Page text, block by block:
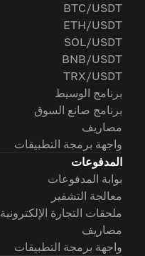
BTC/USDT
ETH/USDT
SOL/USDT
BNB/USDT
TRX/USDT
برنامج الوسيط
برنامج صانع السوق
مصاريف
واجهة برمجة التطبيقات
المدفوعات
بوابة المدفوعات
معالجة التشفير
ملحقات التجارة الإلكترونية
مصاريف
واجهة برمجة التطبيقات